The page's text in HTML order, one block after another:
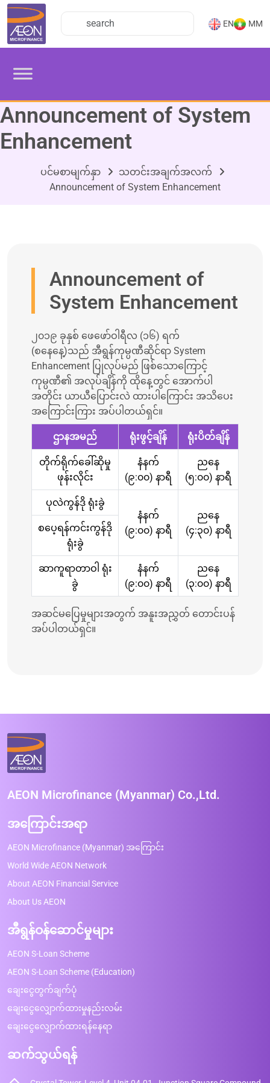
EN MM
Announcement of System
Enhancement
ပင်မစာမျက်နှာ
သတင်းအချက်အလက်
Announcement of System Enhancement
Announcement of
System Enhancement
၂၀၁၉ ခုနှစ် ဖေဖော်ဝါရီလ (၁၆) ရက်
(စနေနေ့)သည် အီရွန်ကုမ္ပဏီဆိုင်ရာ System
Enhancement ပြုလုပ်မည် ဖြစ်သောကြောင့်
ကုမ္ပဏီ၏ အလုပ်ချိန်ကို ထိုနေ့တွင် အောက်ပါ
အတိုင်း ယာယီပြောင်းလဲ ထားပါကြောင်း အသိပေး
အကြောင်းကြား အပ်ပါတယ်ရှင်။
ဌာနအမည် ရုံးဖွင့်ချိန် ရုံးပိတ်ချိန်
တိုက်ရိုက်ခေါ်ဆိုမှု
ဖုန်းလိုင်း
နံနက်
(၉:၀၀) နာရီ
ညနေ
(၅:၀၀) နာရီ
ပုလဲကွန်ဒို ရုံးခွဲ
နံနက်
(၉:၀၀) နာရီ
ညနေ
(၄:၃၀) နာရီ
စပေ့ရန်ကင်းကွန်ဒို
ရုံးခွဲ
ဆာကူရာတာဝါ ရုံး
ခွဲ
နံနက်
(၉:၀၀) နာရီ
ညနေ
(၃:၀၀) နာရီ
အဆင်မပြေမှုများအတွက် အနူးအညွှတ် တောင်းပန်
အပ်ပါတယ်ရှင်။
AEON Microfinance (Myanmar) Co.,Ltd.
အကြောင်းအရာ
AEON Microfinance (Myanmar) အကြောင်း
World Wide AEON Network
About AEON Financial Service
About Us AEON
အီရွန်ဝန်ဆောင်မှုများ
AEON S-Loan Scheme
AEON S-Loan Scheme (Education)
ချေးငွေတွက်ချက်ပုံ
ချေးငွေလျှောက်ထားမှုနည်းလမ်း
ချေးငွေလျှောက်ထားရန်နေရာ
ဆက်သွယ်ရန်